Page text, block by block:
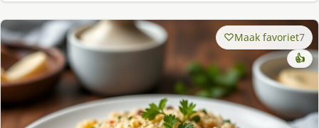
Maak favoriet7
👍